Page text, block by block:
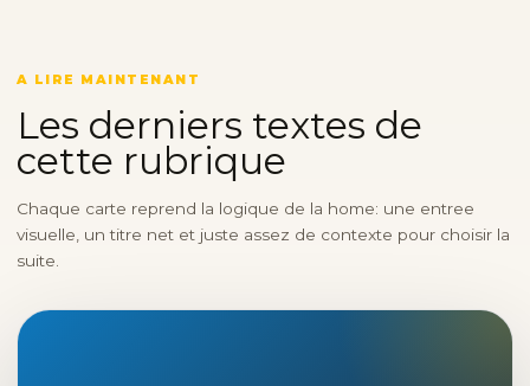
A LIRE MAINTENANT
Les derniers textes de
cette rubrique
Chaque carte reprend la logique de la home: une entree
visuelle, un titre net et juste assez de contexte pour choisir la
suite.